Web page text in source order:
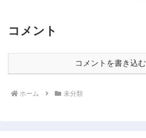
コメント
コメントを書き込む
ホーム 未分類